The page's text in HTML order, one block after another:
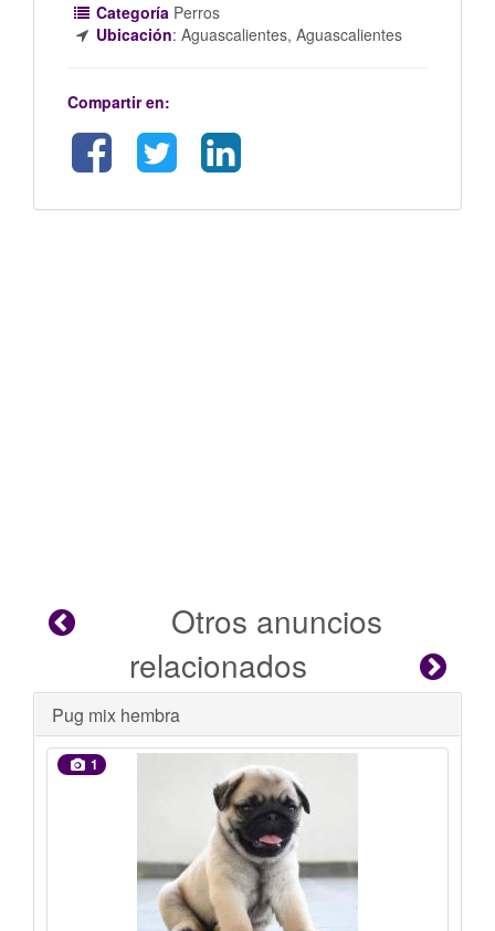
Categoría Perros
Ubicación:Aguascalientes, Aguascalientes
Compartir en:
Otros anuncios
relacionados